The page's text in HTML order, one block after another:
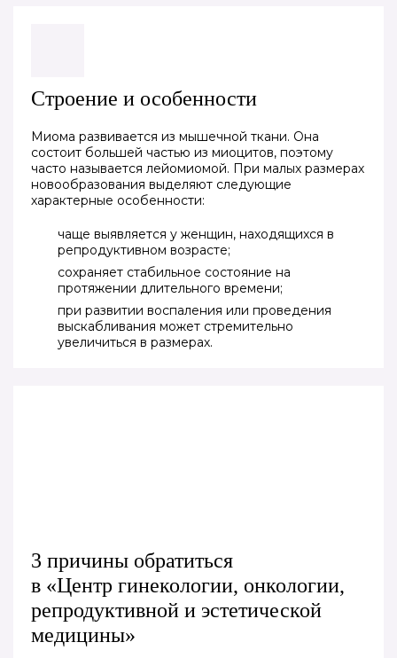
Строение и особенности
Миома развивается из мышечной ткани. Она
состоит большей частью из миоцитов, поэтому
часто называется лейомиомой. При малых размерах
новообразования выделяют следующие
характерные особенности:
чаще выявляется у женщин, находящихся в
репродуктивном возрасте;
сохраняет стабильное состояние на
протяжении длительного времени;
при развитии воспаления или проведения
выскабливания может стремительно
увеличиться в размерах.
3 причины обратиться
в «Центр гинекологии, онкологии,
репродуктивной и эстетической
медицины»